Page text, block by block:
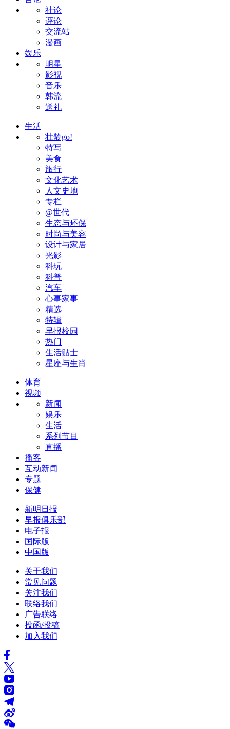
社论
评论
交流站
漫画
娱乐
明星
影视
音乐
韩流
送礼
生活
壮龄go!
特写
美食
旅行
文化艺术
人文史地
专栏
@世代
生态与环保
时尚与美容
设计与家居
光影
科玩
科普
汽车
心事家事
精选
特辑
早报校园
热门
生活贴士
星座与生肖
体育
视频
新闻
娱乐
生活
系列节目
直播
播客
互动新闻
专题
保健
新明日报
早报俱乐部
电子报
国际版
中国版
关于我们
常见问题
关注我们
联络我们
广告联络
投函/投稿
加入我们